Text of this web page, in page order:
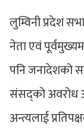
लुम्विनी प्रदेश
नेता एवं
पनि जनादेशको
संसद्को अवरोध
अन्त्यलाई